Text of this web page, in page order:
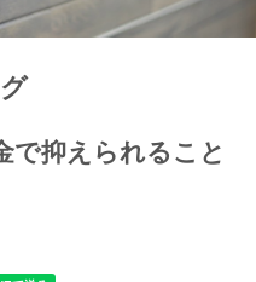
で抑えられること